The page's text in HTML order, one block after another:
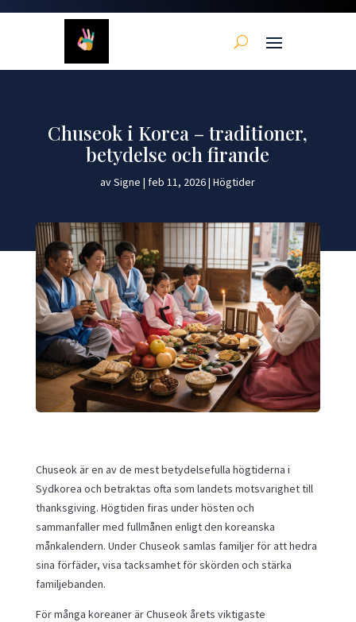
Chuseok i Korea – traditioner,
betydelse och firande
avSigne | feb 11, 2026|Högtider
Chuseok är en av de mest betydelsefulla högtiderna i
Sydkorea och betraktas ofta som landets motsvarighet till
thanksgiving. Högtiden firas under hösten och
sammanfaller med fullmånen enligt den koreanska
månkalendern. Under Chuseok samlas familjer för att hedra
sina förfäder, visa tacksamhet för skörden och stärka
familjebanden.
För många koreaner är Chuseok årets viktigaste